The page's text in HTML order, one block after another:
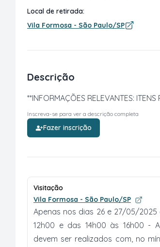
Local de retirada:
Vila Formosa - São Paulo/SP
Descrição
**INFORMAÇÕES RELEVANTES:
Inscreva-se para ver a descrição completa
Fazer inscrição
Visitação
Vila Formosa - São Paulo/SP
Apenas nos dias 26 e 27/05/
12h00 e das 14h00 às 16h00 -
devem ser realizados com, no